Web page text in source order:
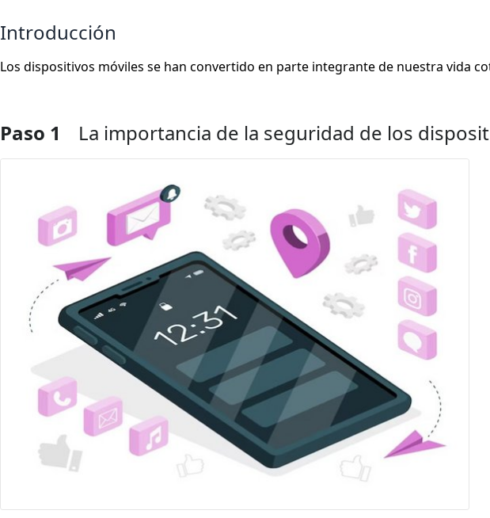
Introducción
Los dispositivos móviles se han convertido en parte integrante de nuestra vida
Paso 1 La importancia de la seguridad de los